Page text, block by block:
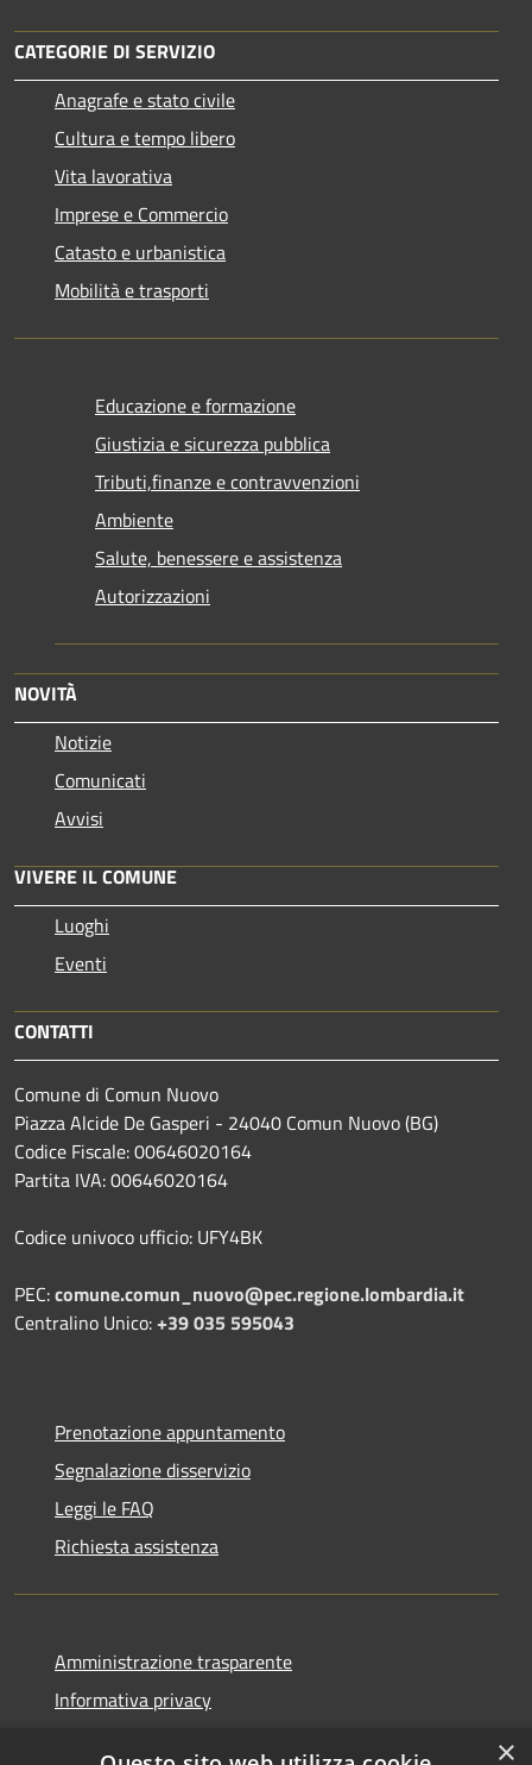
CATEGORIE DI SERVIZIO
Anagrafe e stato civile
Cultura e tempo libero
Vita lavorativa
Imprese e Commercio
Catasto e urbanistica
Mobilità e trasporti
Educazione e formazione
Giustizia e sicurezza pubblica
Tributi,finanze e contravvenzioni
Ambiente
Salute, benessere e assistenza
Autorizzazioni
NOVITÀ
Notizie
Comunicati
Avvisi
VIVERE IL COMUNE
Luoghi
Eventi
CONTATTI
Comune di Comun Nuovo
Piazza Alcide De Gasperi - 24040 Comun Nuovo (BG)
Codice Fiscale: 00646020164
Partita IVA: 00646020164
Codice univoco ufficio: UFY4BK
PEC:comune.comun_nuovo@pec.regione.lombardia.it
Centralino Unico:+39 035 595043
Prenotazione appuntamento
Segnalazione disservizio
Leggi le FAQ
Richiesta assistenza
Amministrazione trasparente
Informativa privacy
×